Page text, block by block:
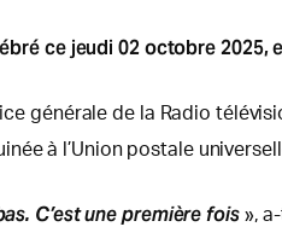
ce jeudi 02 octobre
de la Radio
à l’Union postale
C’est une première fois»,